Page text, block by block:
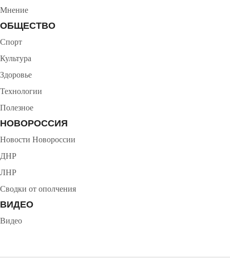
Мнение
ОБЩЕСТВО
Спорт
Культура
Здоровье
Технологии
Полезное
НОВОРОССИЯ
Новости Новороссии
ДНР
ЛНР
Сводки от ополчения
ВИДЕО
Видео